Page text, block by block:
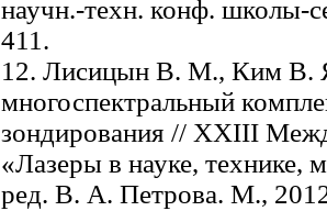
научн.-техн. конф. школы-
411.
12. Лисицын В. М., Ким В.
многоспектральный
зондирования // XXIII
«Лазеры в науке, технике,
ред. В. А. Петрова. М.,